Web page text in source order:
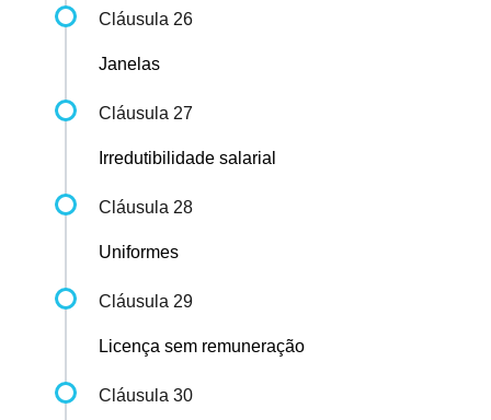
Cláusula 26
Janelas
Cláusula 27
Irredutibilidade salarial
Cláusula 28
Uniformes
Cláusula 29
Licença sem remuneração
Cláusula 30